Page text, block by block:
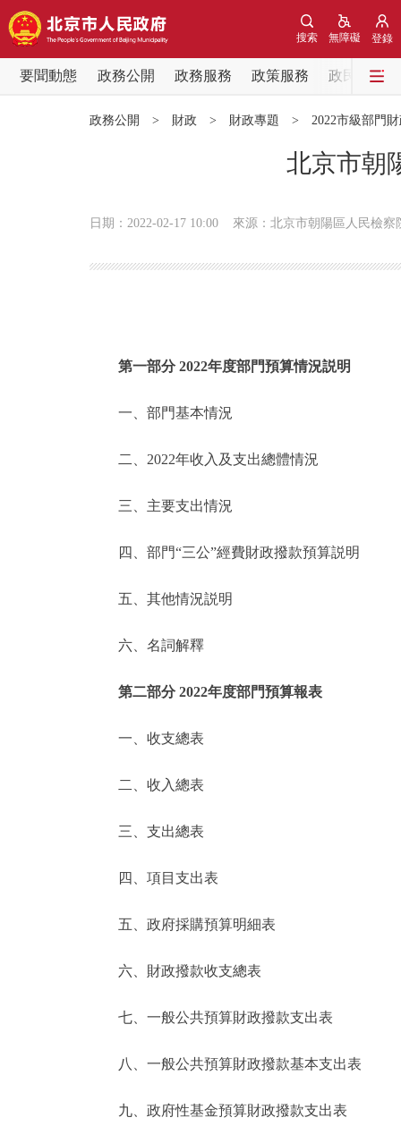
登錄
無障礙
搜索
要聞動態 政務公開 政務服務 政策服務
政民互動
便民服務
仲介服務
政民互動
12345網上接訴即辦
參與調查
走進北京
北京概況
綠色北京
ENGLISH
政務公開 > 財政 > 財政專題 > 2022市級部門
北京市朝
日期：2022-02-17 10:00 來源：北京市朝陽區人民檢察
第一部分 2022年度部門預算情況説明
一、部門基本情況
二、2022年收入及支出總體情況
三、主要支出情況
四、部門“三公”經費財政撥款預算説明
五、其他情況説明
六、名詞解釋
第二部分 2022年度部門預算報表
一、收支總表
二、收入總表
三、支出總表
四、項目支出表
五、政府採購預算明細表
六、財政撥款收支總表
七、一般公共預算財政撥款支出表
八、一般公共預算財政撥款基本支出表
九、政府性基金預算財政撥款支出表